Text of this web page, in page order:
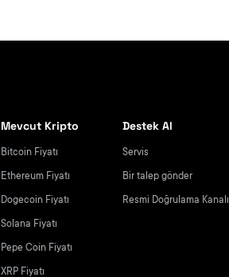
Mevcut Kripto
Bitcoin Fiyatı
Ethereum Fiyatı
Dogecoin Fiyatı
Solana Fiyatı
Pepe Coin Fiyatı
XRP Fiyatı
Destek Al
Servis
Bir talep gönder
Resmi Doğrulama Kanalı